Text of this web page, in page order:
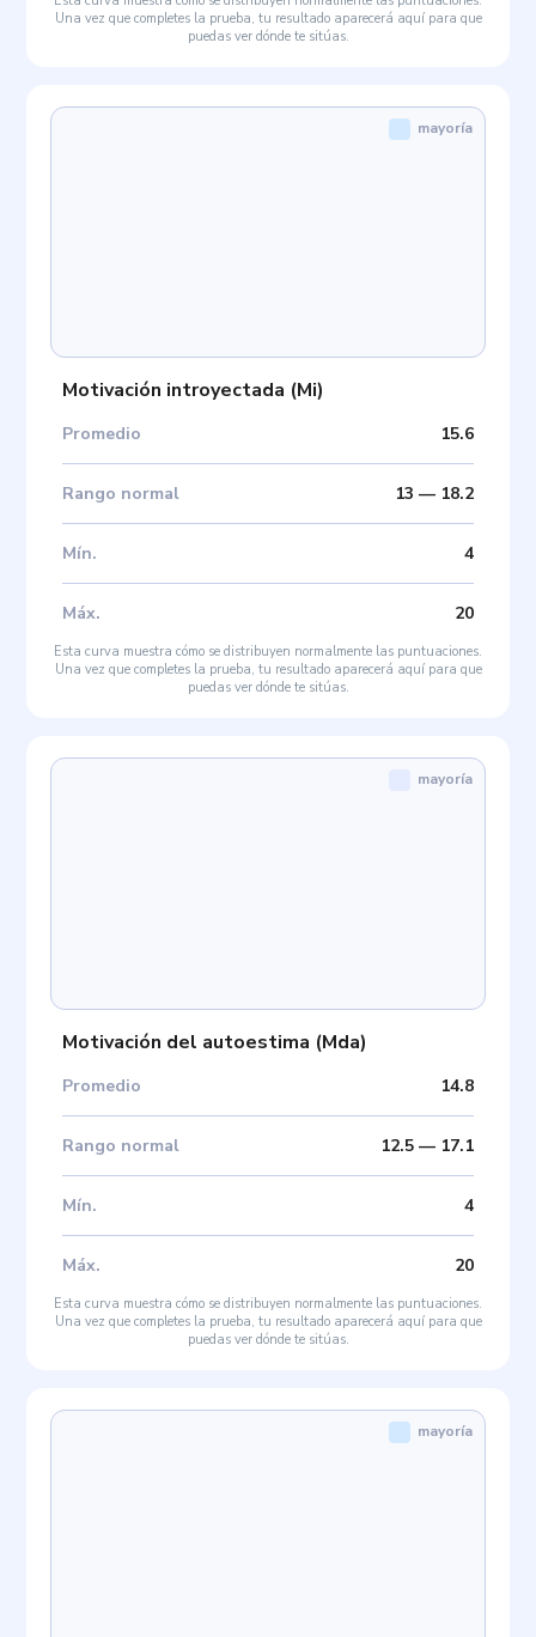
Una vez que completes la prueba, tu resultado aparecerá aquí para que
puedas ver dónde te sitúas.
Motivación introyectada (Mi)
Promedio 15.6
Rango normal 13 — 18.2
Mín. 4
Máx. 20
mayoría
Esta curva muestra cómo se distribuyen normalmente las puntuaciones.
Una vez que completes la prueba, tu resultado aparecerá aquí para que
puedas ver dónde te sitúas.
Motivación del autoestima (Mda)
Promedio 14.8
Rango normal 12.5— 17.1
Mín. 4
Máx. 20
mayoría
Esta curva muestra cómo se distribuyen normalmente las puntuaciones.
Una vez que completes la prueba, tu resultado aparecerá aquí para que
puedas ver dónde te sitúas.
mayoría